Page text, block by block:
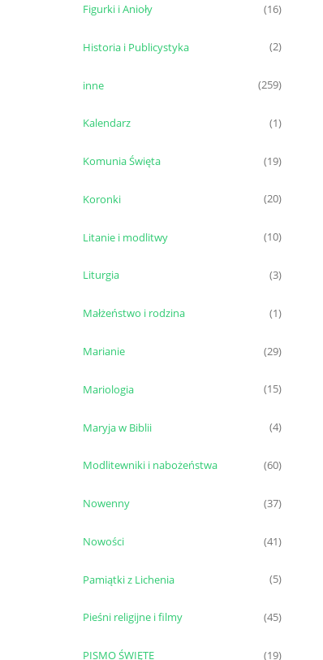
Figurki i Anioły (16)
Historia i Publicystyka (2)
inne (259)
Kalendarz (1)
Komunia Święta (19)
Koronki (20)
Litanie i modlitwy (10)
Liturgia (3)
Małżeństwo i rodzina (1)
Marianie (29)
Mariologia (15)
Maryja w Biblii (4)
Modlitewniki i nabożeństwa (60)
Nowenny (37)
Nowości (41)
Pamiątki z Lichenia (5)
Pieśni religijne i filmy (45)
PISMO ŚWIĘTE (19)